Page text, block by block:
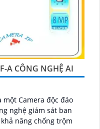
A CÔNG NGHỆ AI
một Camera độc đáo
nghệ giám sát ban
năng chống trộm